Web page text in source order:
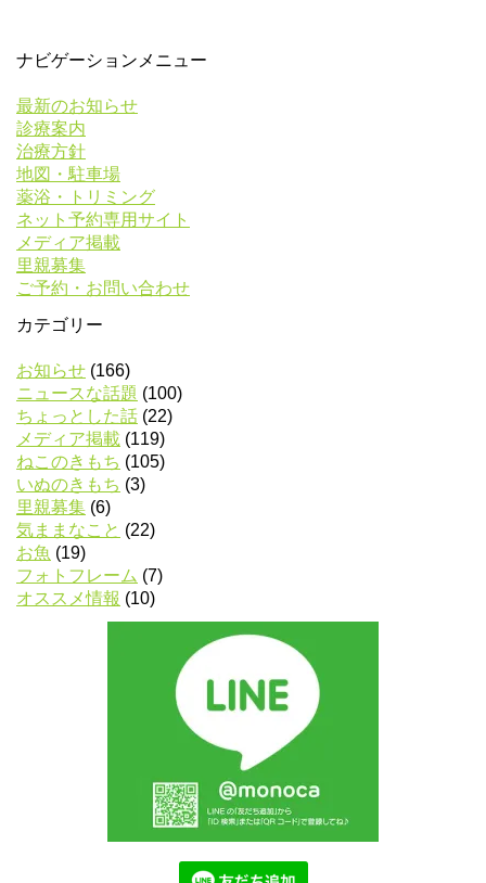
ナビゲーションメニュー
最新のお知らせ
診療案内
治療方針
地図・駐車場
薬浴・トリミング
ネット予約専用サイト
メディア掲載
里親募集
ご予約・お問い合わせ
カテゴリー
お知らせ (166)
ニュースな話題 (100)
ちょっとした話 (22)
メディア掲載 (119)
ねこのきもち (105)
いぬのきもち (3)
里親募集 (6)
気ままなこと (22)
お魚 (19)
フォトフレーム (7)
オススメ情報 (10)